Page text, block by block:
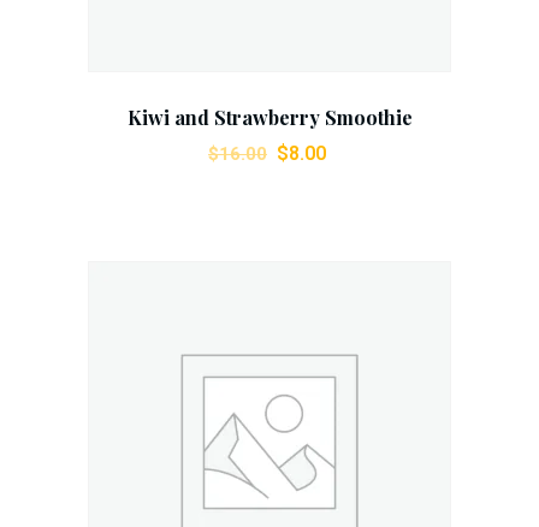
Kiwi and Strawberry Smoothie
$16.00 Ursprünglicher
$8.00